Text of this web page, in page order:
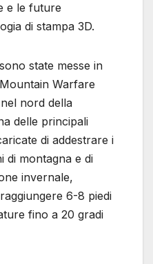
e le future
di stampa 3D.
state messe in
Warfare
nord della
delle principali
di addestrare i
di montagna e di
invernale,
6-8 piedi
fino a 20 gradi